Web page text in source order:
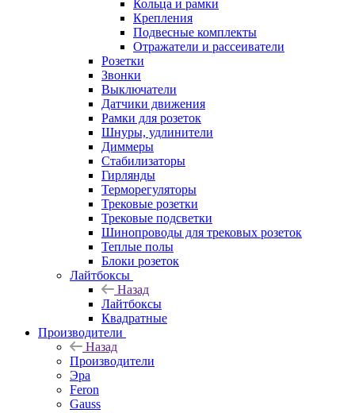
Кольца и рамки
Крепления
Подвесные комплекты
Отражатели и рассеиватели
Розетки
Звонки
Выключатели
Датчики движения
Рамки для розеток
Шнуры, удлинители
Диммеры
Стабилизаторы
Гирлянды
Терморегуляторы
Трековые розетки
Трековые подсветки
Шинопроводы для трековых розеток
Теплые полы
Блоки розеток
Лайтбоксы
Назад
Лайтбоксы
Квадратные
Производители
Назад
Производители
Эра
Feron
Gauss